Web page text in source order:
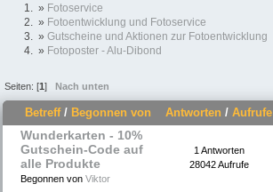
» Fotoservice
» Fotoentwicklung und Fotoservice
» Gutscheine und Aktionen zur Fotoentwicklung
» Fotoposter - Alu-Dibond
Seiten: [1] Nach unten
Betreff/ Begonnen von Antworten / Aufrufe
Wunderkarten - 10%
Gutschein-Code auf
alle Produkte
Begonnen von Viktor
1 Antworten
28042 Aufrufe